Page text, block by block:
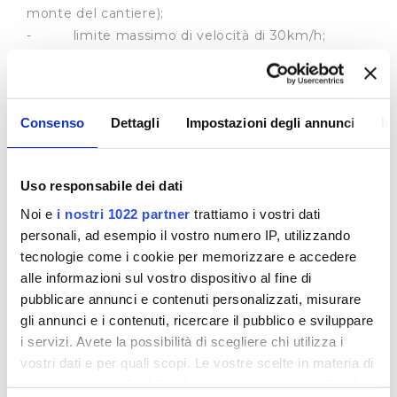
Consenso Dettagli Impostazioni degli annunci
Uso responsabile dei dati
Noi e i nostri 1022 partner trattiamo i vostri dati
personali, ad esempio il vostro numero IP, utilizzando
tecnologie come i cookie per memorizzare e accedere
alle informazioni sul vostro dispositivo al fine di
pubblicare annunci e contenuti personalizzati, misurare
gli annunci e i contenuti, ricercare il pubblico e sviluppare
i servizi. Avete la possibilità di scegliere chi utilizza i
vostri dati e per quali scopi. Le vostre scelte in materia di
monte del cantiere);
- limite massimo di velocità di 30km/h;
civici pari al fine di istituire 3 stalli per Avvocatura
dello Stato e 4 stalli per la Polizia idraulica;
Fase 2 (cantiere lato civici dispari, dalle ore 09.00
VIA SAN GALLO (dall’intersezione con via degli
Arazzieri al civico 56, cantiere per tratti)
- restringimento di carreggiata (strettoia
asimmetrica a sinistra con direzione da via degli
Arazzieri a via delle Ruote);
- divieto di sosta con rimozione forzata,
ambo i lati (escluso veicoli Avvocatura dello Stato
e Polizia idraulica negli stalli realizzati a valle e
monte del cantiere);
- limite massimo di velocità di 30km/h;